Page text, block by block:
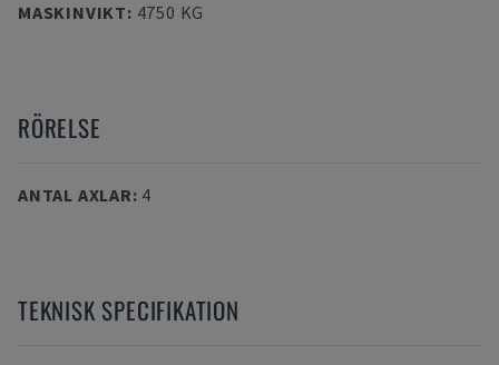
MASKINVIKT: 4750 KG
RÖRELSE
ANTAL AXLAR: 4
TEKNISK SPECIFIKATION